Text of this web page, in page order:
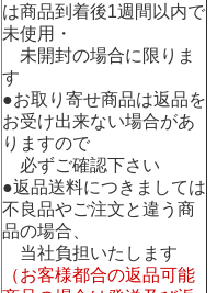
は商品到着後1週間以内で
未使用・
未開封の場合に限りま
す
●お取り寄せ商品は返品を
お受け出来ない場合があ
りますので
必ずご確認下さい
●返品送料につきましては
不良品やご注文と違う商
品の場合、
当社負担いたします
（お客様都合の返品可能